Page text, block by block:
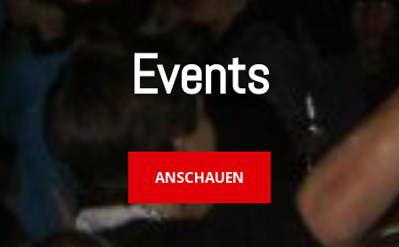
Events
ANSCHAUEN